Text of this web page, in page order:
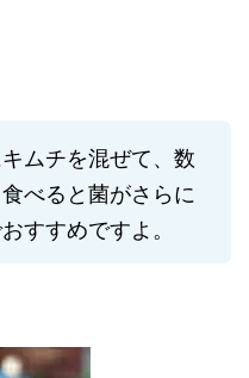
ムチを混ぜて、数
べると菌がさらに
すすめですよ。